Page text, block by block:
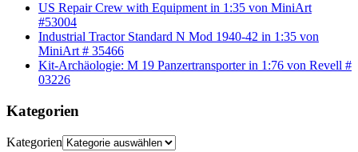
US Repair Crew with Equipment in 1:35 von MiniArt
#53004
Industrial Tractor Standard N Mod 1940-42 in 1:35 von
MiniArt # 35466
Kit-Archäologie: M 19 Panzertransporter in 1:76 von Revell #
03226
Kategorien
Kategorien